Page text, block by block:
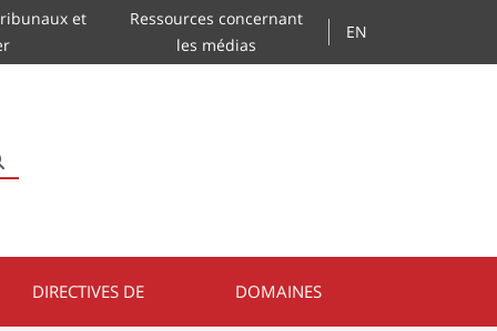
et
Ressources concernant
les médias
EN
DIRECTIVES DE DOMAINES